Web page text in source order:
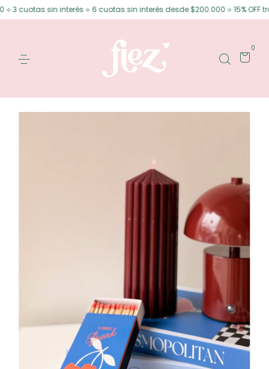
sin interés ⟡ 6 cuotas sin interés desde $200.000 ⟡ 15% OFF
0